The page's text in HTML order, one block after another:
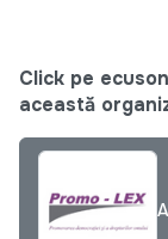
Click pe
această